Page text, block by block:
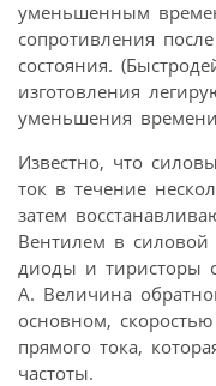
уменьшенным
сопротивления
состояния.
изготовления
уменьшения
Известно, что
ток в течение
затем
Вентилем в
диоды и тиристоры
А. Величина
основном,
прямого тока,
частоты.